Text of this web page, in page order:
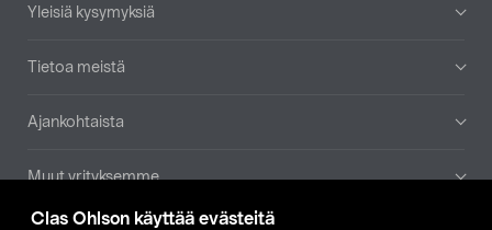
Clas Ohlson käyttää evästeitä
Yleisiä kysymyksiä
Tietoa meistä
Ajankohtaista
Muut yrityksemme